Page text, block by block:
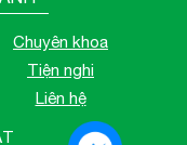
Chuyên khoa
Tiện nghi
Liên hệ